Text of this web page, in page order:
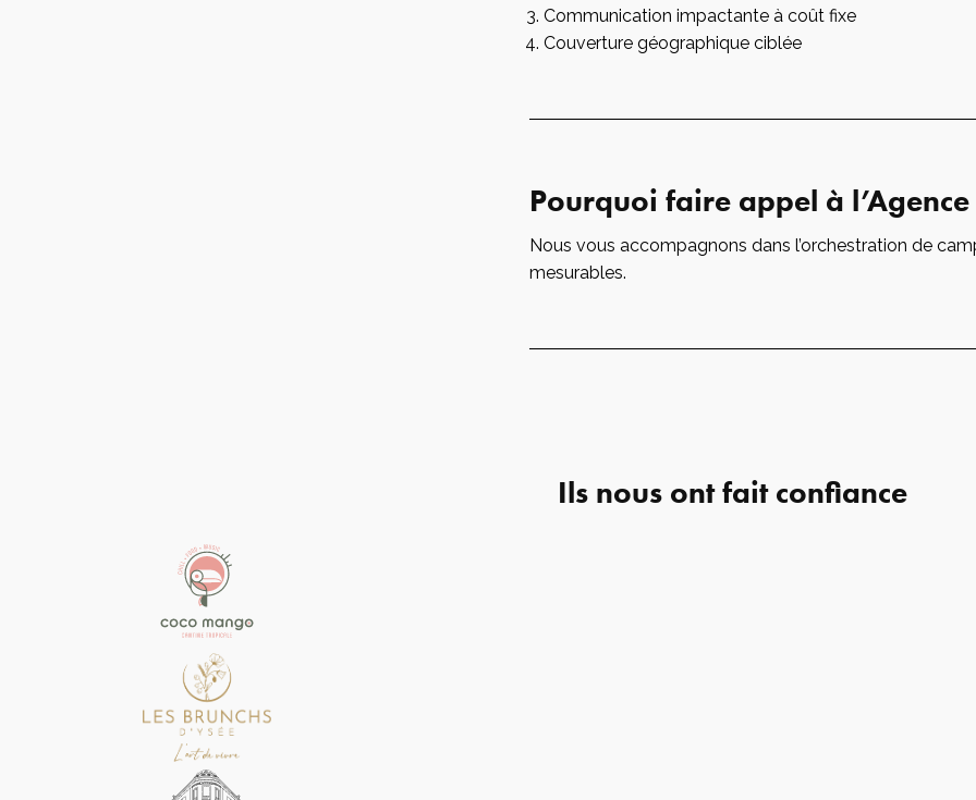
Communication impactante à coût fixe
Couverture géographique ciblée
Pourquoi faire appel à l’Agence
Nous vous accompagnons dans l’orchestration de
mesurables.
Ils nous ont fait confiance